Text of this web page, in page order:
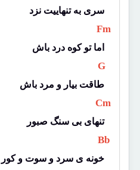
سری به تنهاییت نزد
Fm
اما تو کوه درد باش
G
طاقت بیار و مرد باش
Cm
تنهای بی سنگ صبور
Bb
خونه ی سرد و سوت و کور